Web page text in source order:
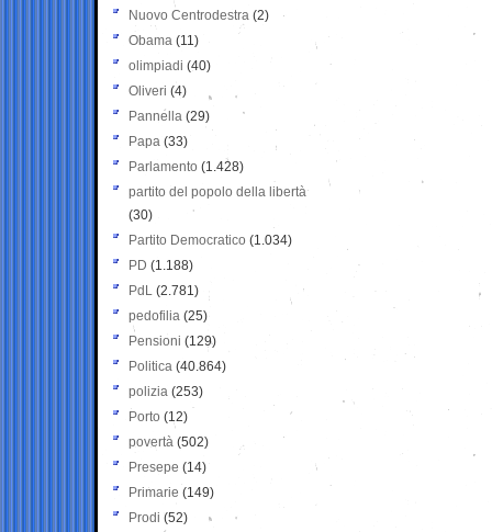
Nuovo Centrodestra (2)
Obama (11)
olimpiadi (40)
Oliveri (4)
Pannella (29)
Papa (33)
Parlamento (1.428)
partito del popolo della libertà
(30)
Partito Democratico (1.034)
PD (1.188)
PdL (2.781)
pedofilia (25)
Pensioni (129)
Politica (40.864)
polizia (253)
Porto (12)
povertà (502)
Presepe (14)
Primarie (149)
Prodi (52)